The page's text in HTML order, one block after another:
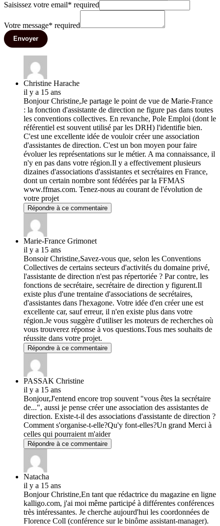
Saisissez votre email* required
Votre message* required
Envoyer
Christine Harache
il y a 15 ans
Bonjour Christine,Je partage le point de vue de Marie-France
: la fonction d'assistante de direction ne figure pas dans toutes
les conventions collectives. En revanche, Pole Emploi (dont le
référentiel est souvent utilisé par les DRH) l'identifie bien.
C'est une excellente idée de vouloir créer une association
d'assistantes de direction. C'est un bon moyen pour faire
évoluer les représentations sur le métier. A ma connaissance, il
n'y en pas dans votre région.Il y a effectivement plusieurs
dizaines d'associations d'assistantes et secrétaires en France,
dont un certain nombre sont fédérées par la FFMAS
www.ffmas.com. Tenez-nous au courant de l'évolution de
votre projet
Répondre à ce commentaire
Marie-France Grimonet
il y a 15 ans
Bonsoir Christine,Savez-vous que, selon les Conventions
Collectives de certains secteurs d'activités du domaine privé,
l'assistante de direction n'est pas répertoriée ? Par contre, les
fonctions de secrétaire, secrétaire de direction y figurent.Il
existe plus d'une trentaine d'associations de secrétaires,
d'assistantes dans l'hexagone. Votre idée d'en créer une est
excellente car, sauf erreur, il n'en existe plus dans votre
région.Je vous suggère d'utiliser les moteurs de recherches où
vous trouverez réponse à vos questions.Tous mes souhaits de
réussite dans votre projet.
Répondre à ce commentaire
PASSAK Christine
il y a 15 ans
Bonjour,J'entend encore trop souvent "vous êtes la secrétaire
de...", aussi je pense créer une association des assistantes de
direction. Existe-t-il des associations d'assistante de direction ?
Comment s'organise-t-elle?Qu'y font-elles?Un grand Merci à
celles qui pourraient m'aider
Répondre à ce commentaire
Natacha
il y a 15 ans
Bonjour Christine,En tant que rédactrice du magazine en ligne
kalligo.com, j'ai moi même participé à différentes conférences
très intéressantes. Je cherche aujourd'hui les coordonnées de
Florence Coll (conférence sur le binôme assistant-manager).